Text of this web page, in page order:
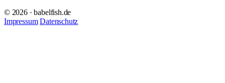
© 2026 · babelfish.de
Impressum Datenschutz